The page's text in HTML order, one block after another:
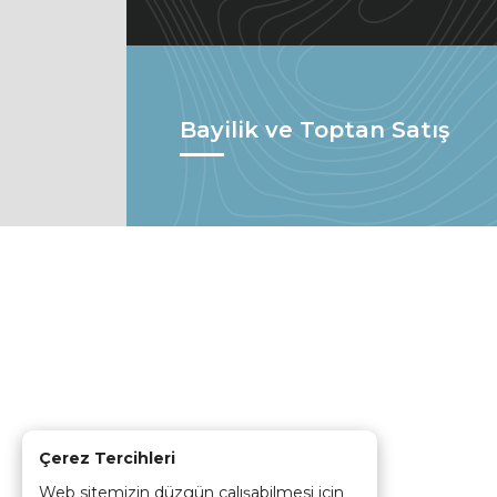
Çerez Tercihleri
Web sitemizin düzgün çalışabilmesi için
Bayilik ve Toptan Satış